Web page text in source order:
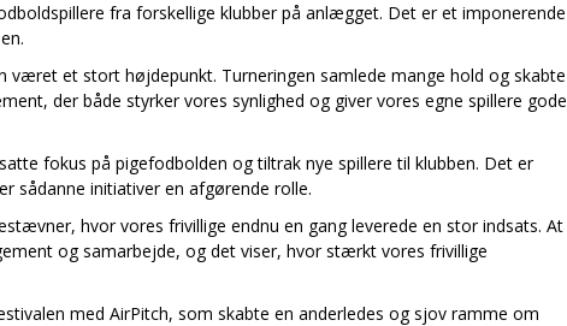
fra forskellige klubber på anlægget. Det er et imponerende
været et stort højdepunkt. Turneringen samlede mange hold og skabte
der både styrker vores synlighed og giver vores egne spillere gode
fokus på pigefodbolden og tiltrak nye spillere til klubben. Det er
sådanne initiativer en afgørende rolle.
hvor vores frivillige endnu en gang leverede en stor indsats. At
og samarbejde, og det viser, hvor stærkt vores frivillige
med AirPitch, som skabte en anderledes og sjov ramme om